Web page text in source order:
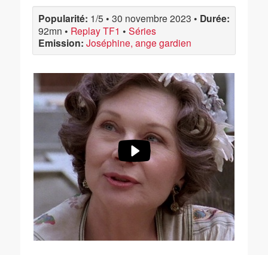
Popularité: 1/5 • 30 novembre 2023 • Durée:
92mn • Replay TF1 • Séries
Emission: Joséphine, ange gardien